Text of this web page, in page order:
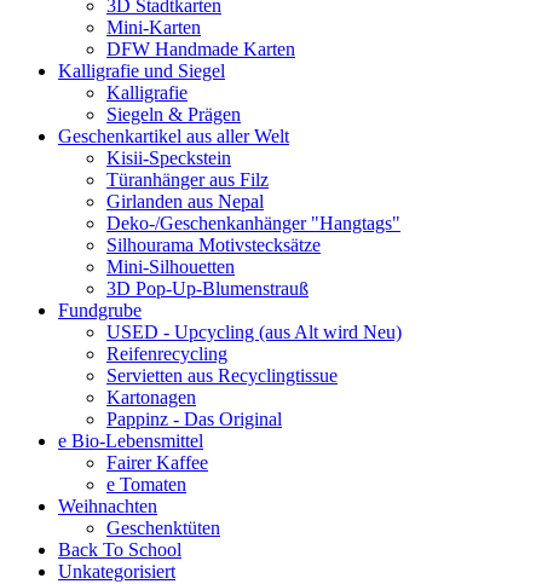
3D Stadtkarten
Mini-Karten
DFW Handmade Karten
Kalligrafie und Siegel
Kalligrafie
Siegeln & Prägen
Geschenkartikel aus aller Welt
Kisii-Speckstein
Türanhänger aus Filz
Girlanden aus Nepal
Deko-/Geschenkanhänger "Hangtags"
Silhourama Motivstecksätze
Mini-Silhouetten
3D Pop-Up-Blumenstrauß
Fundgrube
USED - Upcycling (aus Alt wird Neu)
Reifenrecycling
Servietten aus Recyclingtissue
Kartonagen
Pappinz - Das Original
e Bio-Lebensmittel
Fairer Kaffee
e Tomaten
Weihnachten
Geschenktüten
Back To School
Unkategorisiert